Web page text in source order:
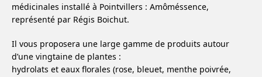
médicinales installé à Pointvillers : Amôméssence,
représenté par Régis Boichut.
Il vous proposera une large gamme de produits autour
d’une vingtaine de plantes :
hydrolats et eaux florales (rose, bleuet, menthe poivrée,